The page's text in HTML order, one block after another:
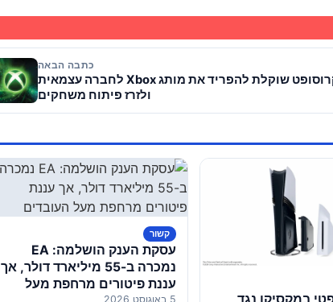
כתבה הבאה
דיווח: מיקרוסופט שוקלת להפריד את מותג Xbox לחברה עצמאית
ולזרז פיתוח משחקים
קשור
עסקת הענק הושלמה: EA
נמכרה ב-55 מיליארד דולר, אך
עננת פיטורים מרחפת מעל
5 באוגוסט 2026